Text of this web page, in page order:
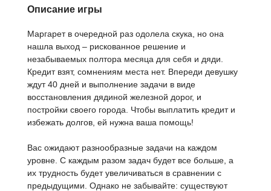
Описание игры
Маргарет в очередной раз одолела скука, но она
нашла выход – рискованное решение и
незабываемых полтора месяца для себя и дяди.
Кредит взят, сомнениям места нет. Впереди девушку
ждут 40 дней и выполнение задачи в виде
восстановления дядиной железной дорог, и
постройки своего города. Чтобы выплатить кредит и
избежать долгов, ей нужна ваша помощь!
Вас ожидают разнообразные задачи на каждом
уровне. С каждым разом задач будет все больше, а
их трудность будет увеличиваться в сравнении с
предыдущими. Однако не забывайте: существуют